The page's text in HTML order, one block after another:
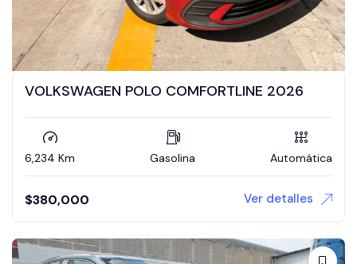
VOLKSWAGEN POLO COMFORTLINE 2026
6,234 Km Gasolina Automática
$380,000 Ver detalles